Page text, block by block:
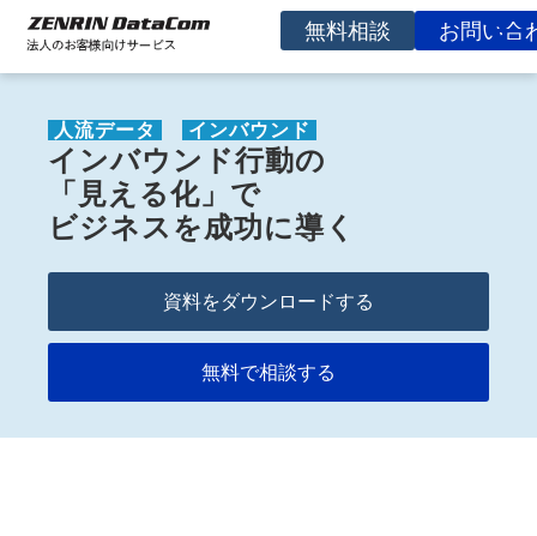
無料相談 お問い合
事例
お役立ち資料
コラム
イベント
企業情報
人流データ インバウンド
インバウンド行動の
「見える化」で
ビジネスを成功に導く
資料をダウンロードする
無料で相談する